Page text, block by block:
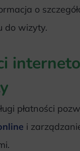
o
do wizyty.
płatności
i